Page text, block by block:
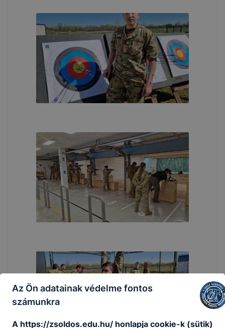
Az Ön adatainak védelme fontos
számunkra
A https://zsoldos.edu.hu/ honlapja cookie-k (sütik)